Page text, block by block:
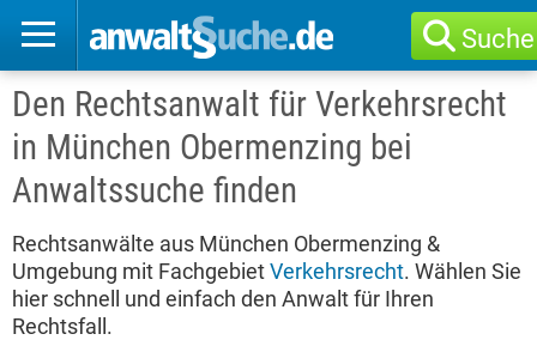
Suche
Den Rechtsanwalt für Verkehrsrecht
in München Obermenzing bei
Anwaltssuche finden
Rechtsanwälte aus München Obermenzing &
Umgebung mit FachgebietVerkehrsrecht. Wählen Sie
hier schnell und einfach den Anwalt für Ihren
Rechtsfall.